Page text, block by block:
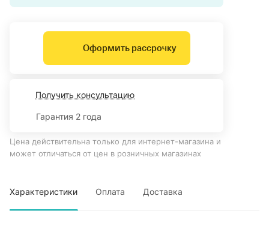
Оформить рассрочку
Получить консультацию
Гарантия 2 года
Цена действительна только для интернет-магазина и
может отличаться от цен в розничных магазинах
Характеристики Оплата Доставка